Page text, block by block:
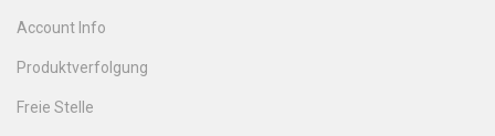
Account Info
Produktverfolgung
Freie Stelle